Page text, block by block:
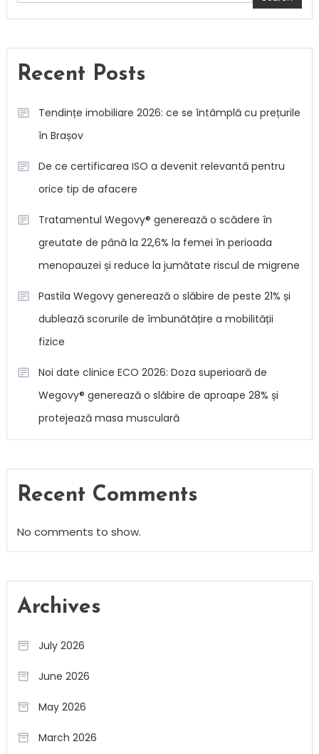
Recent Posts
Tendințe imobiliare 2026: ce se întâmplă cu prețurile
în Brașov
De ce certificarea ISO a devenit relevantă pentru
orice tip de afacere
Tratamentul Wegovy® generează o scădere în
greutate de până la 22,6% la femei în perioada
menopauzei și reduce la jumătate riscul de migrene
Pastila Wegovy generează o slăbire de peste 21% și
dublează scorurile de îmbunătățire a mobilității
fizice
Noi date clinice ECO 2026: Doza superioară de
Wegovy® generează o slăbire de aproape 28% și
protejează masa musculară
Recent Comments
No comments to show.
Archives
July 2026
June 2026
May 2026
March 2026